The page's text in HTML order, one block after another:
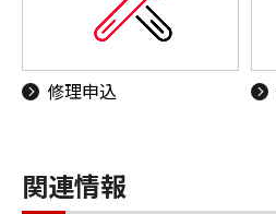
修理申込
関連情報